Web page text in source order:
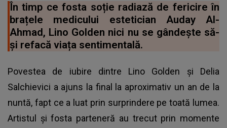
În timp ce fosta soție radiază de fericire în
brațele medicului estetician Auday Al-
Ahmad, Lino Golden nici nu se gândește să-
și refacă viața sentimentală.
Povestea de iubire dintre Lino Golden și Delia
Salchievici a ajuns la final la aproximativ un an de la
nuntă, fapt ce a luat prin surprindere pe toată lumea.
Artistul și fosta parteneră au trecut prin momente